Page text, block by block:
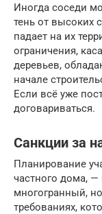
Иногда соседи
тень от высоких
падает на их
ограничения,
деревьев,
начале
Если всё уже
договариваться.
Санкции за
Планирование
частного дома,
многогранный,
требованиях,